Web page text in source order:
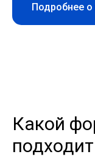
Подробнее о
Какой